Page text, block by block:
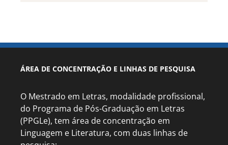
ÁREA DE CONCENTRAÇÃO E LINHAS DE PESQUISA
O Mestrado em Letras, modalidade profissional,
do Programa de Pós-Graduação em Letras
(PPGLe), tem área de concentração em
Linguagem e Literatura, com duas linhas de